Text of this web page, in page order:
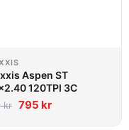
Aspen ST
120TPI 3C
kr 795 kr